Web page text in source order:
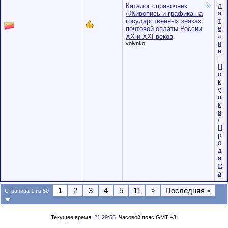
Каталог справочник
«Живопись и графика на
государственных знаках
почтовой оплаты России
ХХ и ХХI веков
volynko
л
а
т
е
л
и
и
:
П
о
к
у
п
к
а
/
П
р
о
д
а
ж
а
Страница 1 из 50 1 2 3 4 5 11 > Последняя »
Текущее время: 21:29:55. Часовой пояс GMT +3.